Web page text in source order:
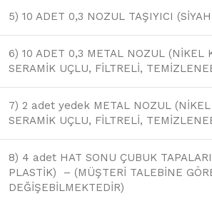
5) 10 ADET 0,3 NOZUL TAŞIYICI
6) 10 ADET 0,3 METAL NOZUL ​(NİKEL
SERAMİK UÇLU, FİLTRELİ,
7) 2 adet yedek METAL NOZUL ​(NİKEL
SERAMİK UÇLU, FİLTRELİ,
8) 4 adet HAT SONU ÇUBUK TAPALARI
PLASTİK) – (MÜŞTERİ TALEBİNE
DEĞİŞEBİLMEKTEDİR)